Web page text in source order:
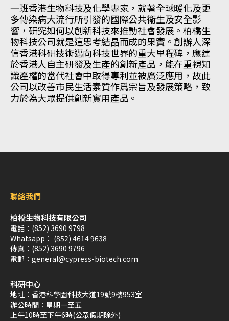
一班香港生物科技及化學專家，就著全球暖化及更
多傳染病大流行所引發的國際公共衞生及安全影
響，研究如何以創新科技來推動社會發展。柏橋生
物科技公司就是這思考結晶而成的果實。創辦人深
信香港科研技術邁向科技世界的重大里程碑，應建
於香港人自主研發及生產的創新產品，能在重視知
識產權的當代社會中取得專利並被廣泛應用，故此
公司以改善市民生活素質作爲宗旨及發展策略，致
力於為大眾提供創新實用產品。
聯絡我們
柏橋生物科技有限公司
電話： (852) 3690 9798
Whatsapp： (852) 4614 9638
傳真： (852) 3690 9796
電郵： general@cypress-biotech.com
科研中心
地址： 香港科學園科技大道19號9樓953室
辦公時間： 星期一至五
上午10時至下午6時(公眾假期除外)